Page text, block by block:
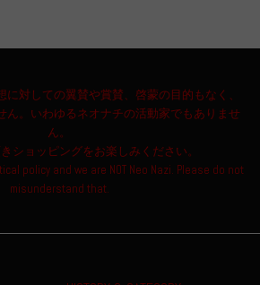
対しての翼賛や賞賛、啓蒙の目的もなく、
ん。いわゆるネオナチの活動家でもありませ
ん。
ショッピングをお楽しみください。
policy and we are NOT Neo Nazi. Please do not
misunderstand that.